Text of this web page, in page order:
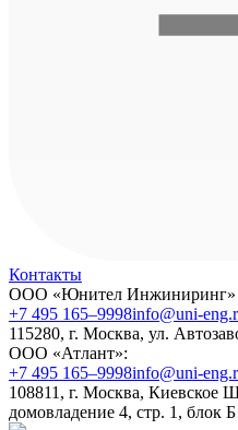
Контакты
ООО «Юнител Инжиниринг»
+7 495 165–9998info@uni-
115280, г. Москва, ул.
ООО «Атлант»:
+7 495 165–9998info@uni-
108811, г. Москва, Киевское
домовладение 4, стр. 1, блок Б